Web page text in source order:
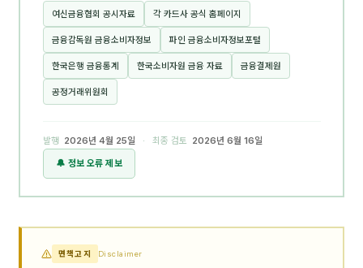
여신금융협회 공시자료 각 카드사 공식 홈페이지
금융감독원 금융소비자정보 파인 금융소비자정보포털
한국은행 금융통계 한국소비자원 금융 자료 금융결제원
공정거래위원회
발행 2026년 4월 25일 · 최종 검토
2026년 6월 16일
🔔 정보 오류 제보
면책고지 Disclaimer